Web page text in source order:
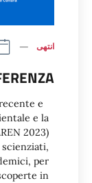
انتهى
e
e la
2023)
scienziati,
per
in